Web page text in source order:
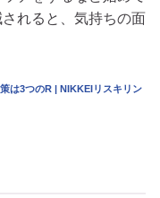
れると、気持ちの面
は3つのR | NIKKEIリスキリン